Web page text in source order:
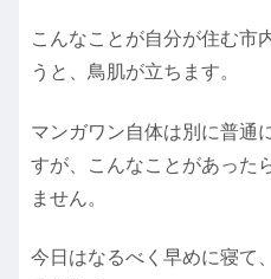
こんなことが自分が住む市
うと、鳥肌が立ちます。
マンガワン自体は別に普通
すが、こんなことがあった
ません。
今日はなるべく早めに寝て